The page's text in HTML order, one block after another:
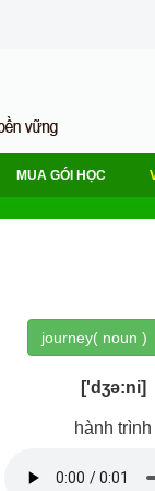
MUA GÓI HỌC
journey( noun )
['dʒə:ni]
hành trình